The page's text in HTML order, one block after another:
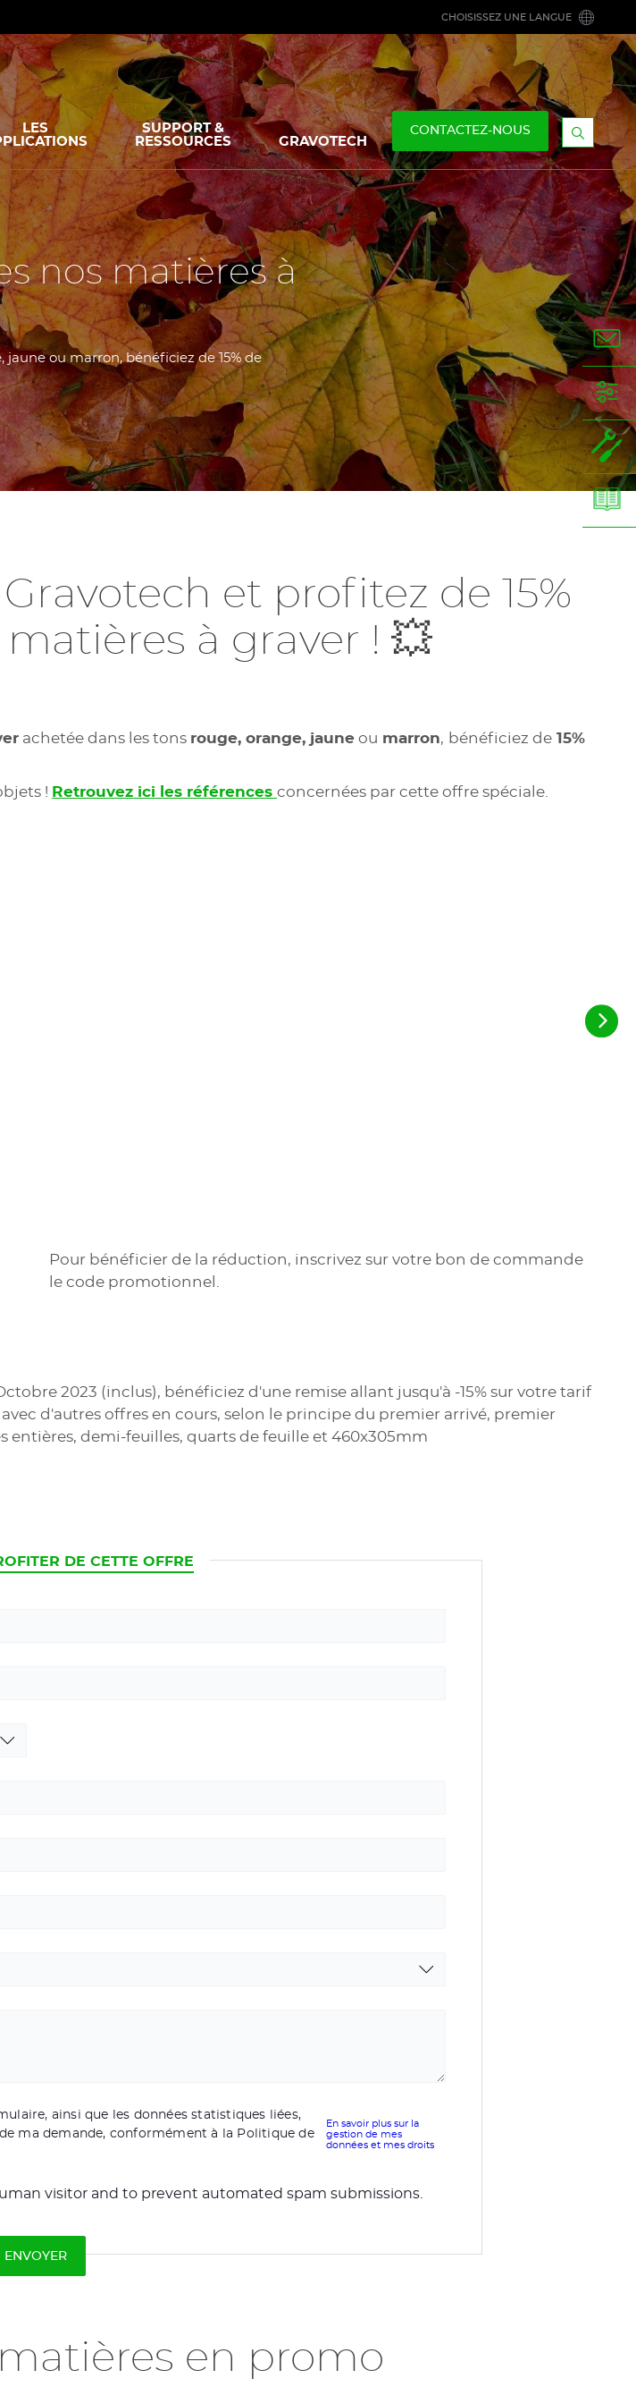
CHOISISSEZ UNE LANGUE
LES
SUPPORT &
RESSOURCES
GRAVOTECH
CONTACTEZ-NOUS
Afficher
barre
de
nos matières à
ou marron, bénéficiez de 15% de
et profitez de 15%
à graver ! 💥
achetée dans les tons rouge, orange, jaune ou marron, bénéficiez de 15%
! Retrouvez ici les références concernées par cette offre spéciale.
Pour bénéficier de la réduction, inscrivez sur votre bon de commande
le code promotionnel.
2023 (inclus), bénéficiez d'une remise allant jusqu'à -15% sur votre tarif
d'autres offres en cours, selon le principe du premier arrivé, premier
entières, demi-feuilles, quarts de feuille et 460x305mm
DE CETTE OFFRE
ainsi que les données statistiques liées,
ma demande, conformément à la Politique de
En savoir plus sur la
gestion de mes
données et mes droits
visitor and to prevent automated spam submissions.
en promo